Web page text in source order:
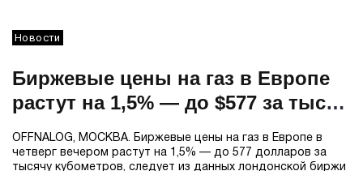
Новости
Биржевые цены на газ в Европе
растут на 1,5% — до $577 за тыс
кубометров
OFFNALOG, МОСКВА. Биржевые цены на газ в Европе в
четверг вечером растут на 1,5% — до 577 долларов за
тысячу кубометров, следует из данных лондонской биржи